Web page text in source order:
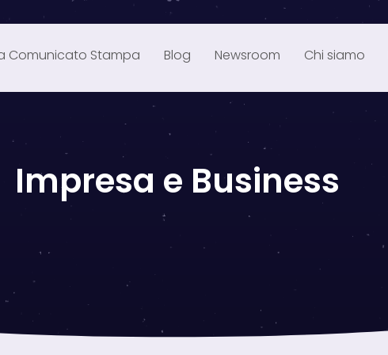
Comunicato Stampa Blog Newsroom Chi siamo
Impresa e Business